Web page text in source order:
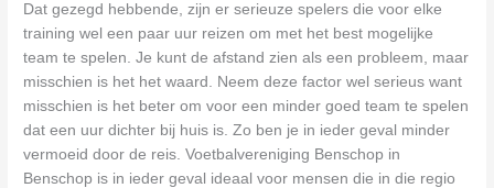
Dat gezegd hebbende, zijn er serieuze spelers die voor elke
training wel een paar uur reizen om met het best mogelijke
team te spelen. Je kunt de afstand zien als een probleem, maar
misschien is het het waard. Neem deze factor wel serieus want
misschien is het beter om voor een minder goed team te spelen
dat een uur dichter bij huis is. Zo ben je in ieder geval minder
vermoeid door de reis. Voetbalvereniging Benschop in
Benschop is in ieder geval ideaal voor mensen die in die regio